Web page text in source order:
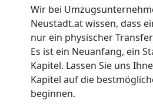
Wir bei
Neustadt.at wissen, dass
nur ein physischer
Es ist ein Neuanfang, ein
Kapitel. Lassen Sie uns
Kapitel auf die
beginnen.
Wiener
Neustadt